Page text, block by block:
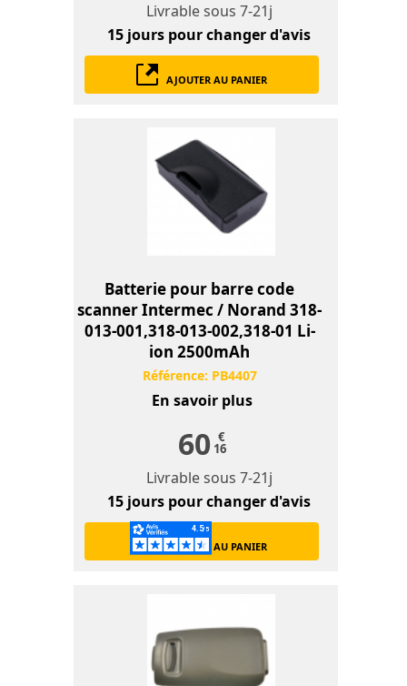
Livrable sous 7-21j
15 jours pour changer d'avis
AJOUTER AU PANIER
Batterie pour barre code
scanner Intermec / Norand 318-
013-001,318-013-002,318-01 Li-
ion 2500mAh
Référence: PB4407
En savoir plus
60 €
16
Livrable sous 7-21j
15 jours pour changer d'avis
AJOUTER AU PANIER